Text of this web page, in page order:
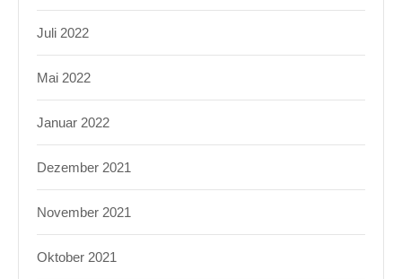
Juli 2022
Mai 2022
Januar 2022
Dezember 2021
November 2021
Oktober 2021